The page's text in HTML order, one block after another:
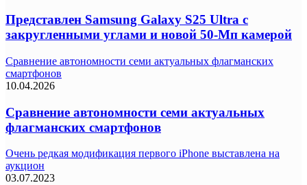
Представлен Samsung Galaxy S25 Ultra с
закругленными углами и новой 50-Мп камерой
Сравнение автономности семи актуальных флагманских
смартфонов
10.04.2026
Сравнение автономности семи актуальных
флагманских смартфонов
Очень редкая модификация первого iPhone выставлена на
аукцион
03.07.2023